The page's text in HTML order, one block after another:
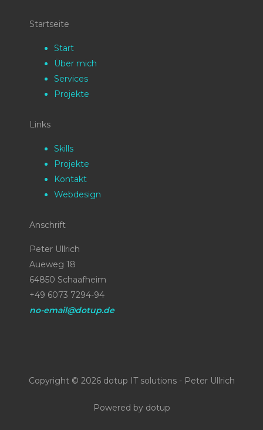
Startseite
Start
Über mich
Services
Projekte
Links
Skills
Projekte
Kontakt
Webdesign
Anschrift
Peter Ullrich
Aueweg 18
64850 Schaafheim
+49 6073 7294-94
no-email@dotup.de
Copyright © 2026 dotup IT solutions - Peter Ullrich
Powered by dotup